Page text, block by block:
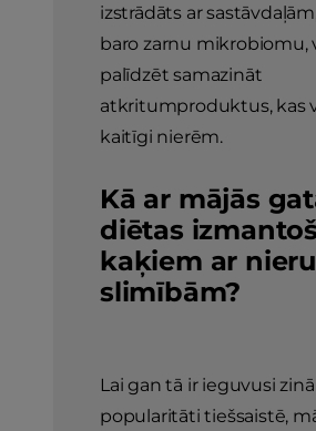
izstrādāts ar
baro zarnu mikrobiomu,
palīdzēt samazināt
atkritumproduktus, kas
kaitīgi nierēm.
Kā ar mājās
diētas
kaķiem ar nieru
slimībām?
Lai gan tā ir ieguvusi
popularitāti tiešsaistē,